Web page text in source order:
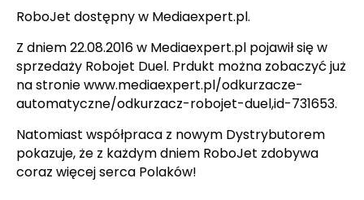
RoboJet dostępny w Mediaexpert.pl.
Z dniem 22.08.2016 w Mediaexpert.pl pojawił się w
sprzedaży Robojet Duel. Prdukt można zobaczyć już
na stronie www.mediaexpert.pl/odkurzacze-
automatyczne/odkurzacz-robojet-duel,id-731653.
Natomiast współpraca z nowym Dystrybutorem
pokazuje, że z każdym dniem RoboJet zdobywa
coraz więcej serca Polaków!